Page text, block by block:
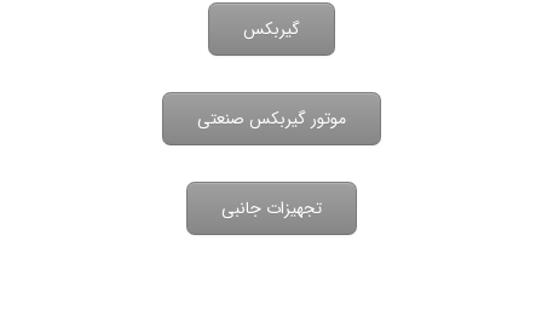
تجهیزات جانبی
موتور گیربکس صنعتی
گیربکس